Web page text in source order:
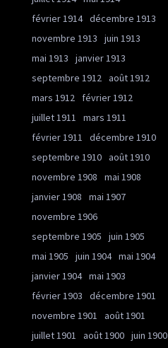
février 1914 décembre 1913
novembre 1913
juin 1913
mai 1913
janvier 1913
septembre 1912 août 1912
mars 1912
février 1912
juillet 1911
mars 1911
février 1911
décembre 1910
septembre 1910 août 1910
novembre 1908
mai 1908
janvier 1908
mai 1907
novembre 1906
septembre 1905
juin 1905
mai 1905
juin 1904 mai 1904
janvier 1904 mai 1903
février 1903
décembre 1901
novembre 1901
août 1901
juillet 1901
août 1900 juin 1900